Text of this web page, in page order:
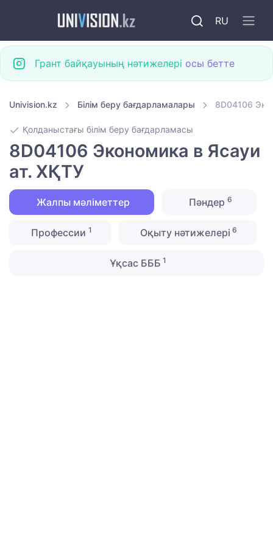
RU
Грант байқауының нәтижелері осы бетте
Univision.kz Білім беру бағдарламалары 8D04106
Қолданыстағы білім беру бағдарламасы
8D04106 Экономика в Ясауи
ат. ХҚТУ
Жалпы мәліметтер Пәндер 6
Профессии 1 Оқыту нәтижелері 6
Ұқсас БББ 1